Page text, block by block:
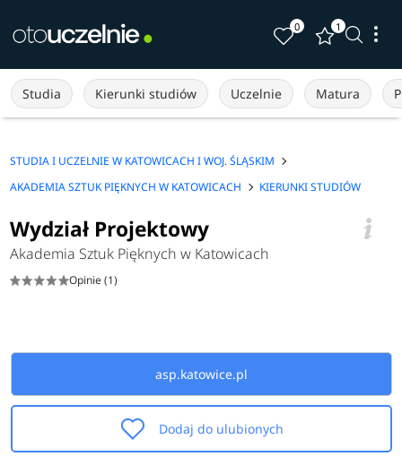
0 1
Studia Kierunki studiów Uczelnie Matura
STUDIA I UCZELNIE W KATOWICACH I WOJ. ŚLĄSKIM
AKADEMIA SZTUK PIĘKNYCH W KATOWICACH
KIERUNKI STUDIÓW
Wydział Projektowy
Akademia Sztuk Pięknych w Katowicach
Opinie (1)
asp.katowice.pl
Dodaj do ulubionych